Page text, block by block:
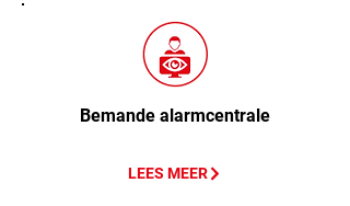
Bemande alarmcentrale
LEES MEER